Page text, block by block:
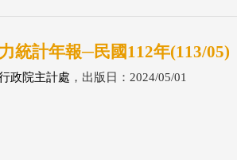
統計年報─民國112年(113/05)
政院主計處 ，出版日：2024/05/01